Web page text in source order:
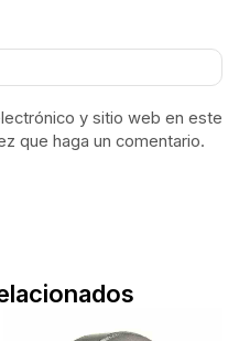
y sitio web en este
que haga un comentario.